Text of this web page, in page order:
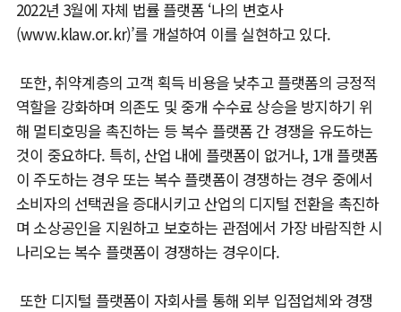
2022년 3월에 자체 법률 플랫폼 ‘나의 변호사
(www.klaw.or.kr)’를 개설하여 이를 실현하고 있다.
또한, 취약계층의 고객 획득 비용을 낮추고 플랫폼의 긍정적
역할을 강화하며 의존도 및 중개 수수료 상승을 방지하기 위
해 멀티호밍을 촉진하는 등 복수 플랫폼 간 경쟁을 유도하는
것이 중요하다. 특히, 산업 내에 플랫폼이 없거나, 1개 플랫폼
이 주도하는 경우 또는 복수 플랫폼이 경쟁하는 경우 중에서
소비자의 선택권을 증대시키고 산업의 디지털 전환을 촉진하
며 소상공인을 지원하고 보호하는 관점에서 가장 바람직한 시
나리오는 복수 플랫폼이 경쟁하는 경우이다.
또한 디지털 플랫폼이 자회사를 통해 외부 입점업체와 경쟁